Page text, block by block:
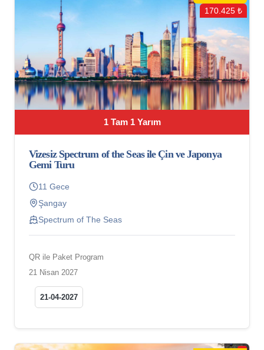
1 Tam 1 Yarım
170.425 ₺
Vizesiz Spectrum of the Seas ile Çin ve Japonya
Gemi Turu
11 Gece
Şangay
Spectrum of The Seas
QR ile Paket Program
21 Nisan 2027
21-04-2027